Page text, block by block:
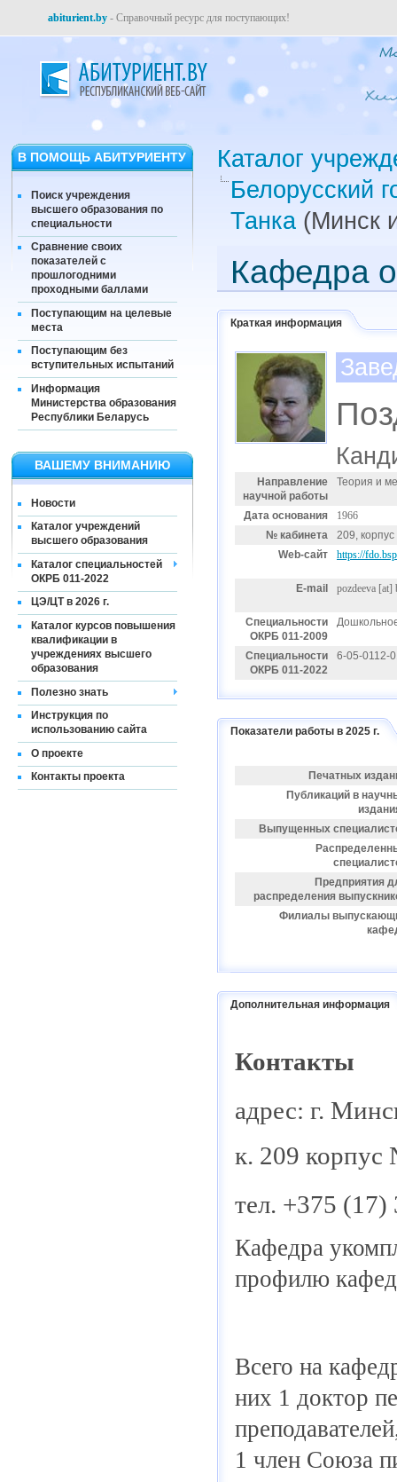
abiturient.by - Справочный ресурс для поступающих!
В ПОМОЩЬ АБИТУРИЕНТУ
Поиск учреждения
высшего образования по
специальности
Сравнение своих
показателей с
прошлогодними
проходными баллами
Поступающим на целевые
места
Поступающим без
вступительных испытаний
Информация
Министерства образования
Республики Беларусь
ВАШЕМУ ВНИМАНИЮ
Новости
Каталог учреждений
высшего образования
Каталог специальностей
ОКРБ 011-2022
ЦЭ/ЦТ в 2026 г.
Каталог курсов повышения
квалификации в
учреждениях высшего
образования
Полезно знать
Инструкция по
использованию сайта
О проекте
Контакты проекта
Каталог
Белорусский
Танка (Минск
Кафедра
Краткая информация
Направление
научной работы
Теория и
Дата основания
1966
№ кабинета
209,
Web-сайт
https://
E-mail pozdeeva [at]
Специальности
ОКРБ 011-2009
Специальности
ОКРБ 011-2022
6-05-0112-
Показатели работы в 2025 г.
Печатных
Публикаций в
Выпущенных
Предприятия
распределения
Филиалы
Дополнительная информация
Контакты
адрес: г.
к. 209
тел. +375 (17)
Кафедра
профилю
Всего на
них 1 доктор
1 член Союза